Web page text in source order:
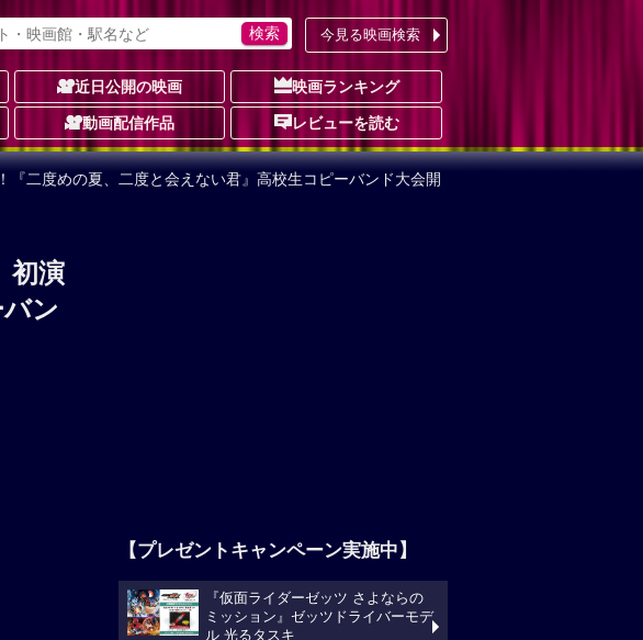
今見る映画検索
近日公開の映画 映画ランキング
動画配信作品 レビューを読む
二度めの夏、二度と会えない君』高校生コピーバンド大会開
初演
ン
【プレゼントキャンペーン実施中】
『仮面ライダーゼッツ さよならの
ミッション』ゼッツドライバーモデ
ル 光るタスキ